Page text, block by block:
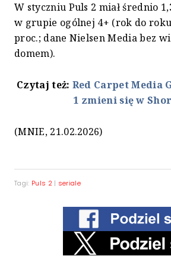
W styczniu Puls 2 miał średnio
w grupie ogólnej 4+ (rok do roku
proc.; dane Nielsen Media bez
domem).
Czytaj też: Red Carpet Media
1 zmieni się w
(MNIE, 21.02.2026)
Tagi: Puls 2| seriale